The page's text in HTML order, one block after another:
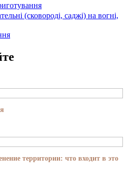
(сковороді, саджі) на вогні,
территории: что входит в это